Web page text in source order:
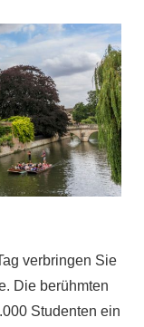
verbringen Sie
Die berühmten
Studenten ein